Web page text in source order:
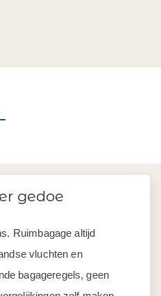
gedoe
Ruimbagage altijd
vluchten en
zelf maken.